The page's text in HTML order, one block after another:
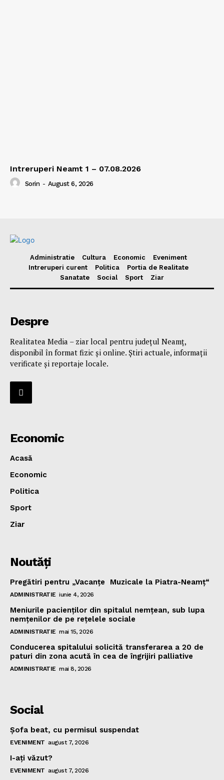
Intreruperi Neamt 1 – 07.08.2026
Sorin - August 6, 2026
Administratie Cultura Economic
Eveniment
Intreruperi curent
Politica
Portia de Realitate
Sanatate
Social Sport Ziar
Despre
Realitatea Media – ziar local pentru județul Neamț,
disponibil în format fizic și online. Știri actuale, informații
verificate și reportaje locale.
Economic
Acasă
Economic
Politica
Sport
Ziar
Noutăţi
Pregătiri pentru „Vacanţe Muzicale la Piatra-Neamţ“
ADMINISTRATIE iunie 4, 2026
Meniurile pacienţilor din spitalul nemţean, sub lupa
nemţenilor de pe reţelele sociale
ADMINISTRATIE mai 15, 2026
Conducerea spitalului solicită transferarea a 20 de
paturi din zona acută în cea de îngrijiri palliative
ADMINISTRATIE mai 8, 2026
Social
Şofa beat, cu permisul suspendat
EVENIMENT august 7, 2026
I-aţi văzut?
EVENIMENT august 7, 2026